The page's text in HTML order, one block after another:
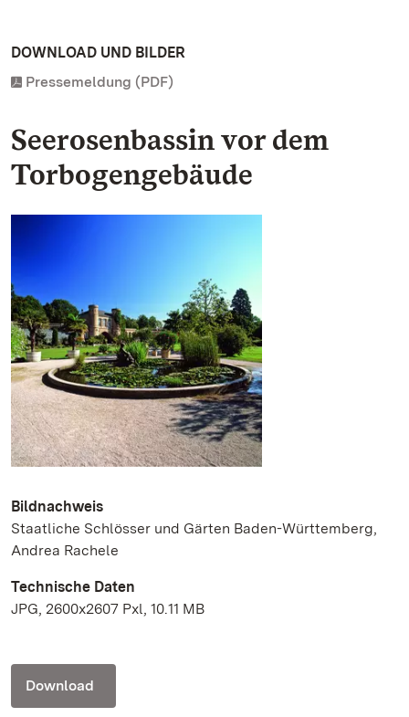
DOWNLOAD UND BILDER
Pressemeldung (PDF)
Seerosenbassin vor dem
Torbogengebäude
Bildnachweis
Staatliche Schlösser und Gärten Baden-Württemberg,
Andrea Rachele
Technische Daten
JPG, 2600x2607 Pxl, 10.11 MB
Download